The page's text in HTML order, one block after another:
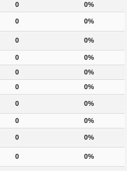
0 0%
0 0%
0 0%
0 0%
0 0%
0 0%
0 0%
0 0%
0 0%
0 0%